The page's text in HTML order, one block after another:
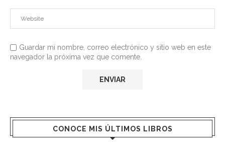
Guardar mi nombre, correo electrónico y sitio web en este
navegador la próxima vez que comente.
CONOCE MIS ÚLTIMOS LIBROS